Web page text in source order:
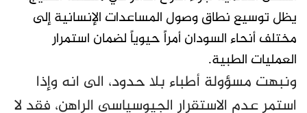
يظل توسيع نطاق وصول المساعدات الإنسانية إلى
مختلف أنحاء السودان أمراً حيوياً لضمان استمرار
العمليات الطبية.
ونبهت مسؤولة أطباء بلا حدود، الى انه وإذا
استمر عدم الاستقرار الجيوسياسي الراهن، فقد لا